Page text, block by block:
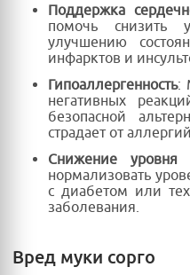
Поддержка
помочь снизить
улучшению
инфарктов и
Гипоаллергенность:
негативных
безопасной
страдает от
Снижение уровня
нормализовать
с диабетом или
заболевания.
Вред муки сорго